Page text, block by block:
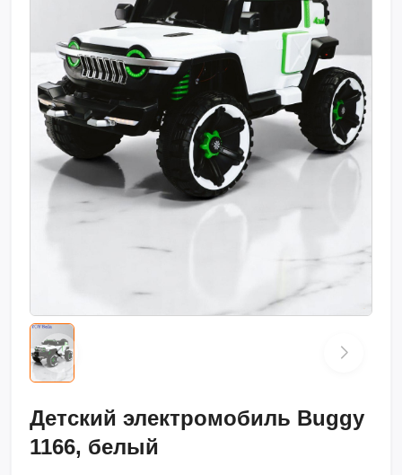
Детский электромобиль Buggy
1166, белый